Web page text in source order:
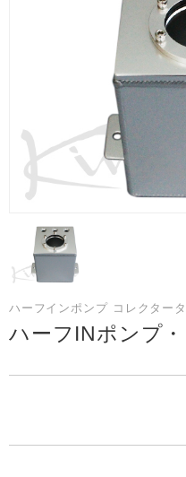
ハーフインポンプ コレクター
ハーフINポンプ